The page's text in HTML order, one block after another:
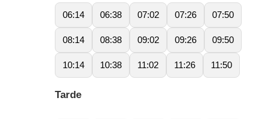
06:14 06:38 07:02 07:26 07:50
08:14 08:38 09:02 09:26 09:50
10:14 10:38 11:02 11:26 11:50
Tarde